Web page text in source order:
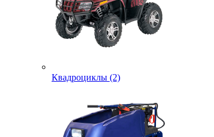
Квадроциклы (2)